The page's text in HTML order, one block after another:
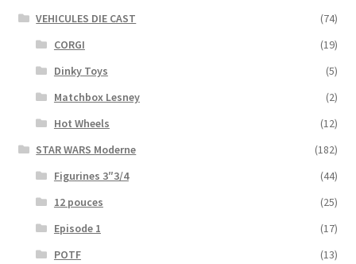
VEHICULES DIE CAST
(74)
CORGI
(19)
Dinky Toys
(5)
Matchbox Lesney
(2)
Hot Wheels
(12)
STAR WARS Moderne
(182)
Figurines 3″3/4
(44)
12 pouces
(25)
Episode 1
(17)
POTF
(13)